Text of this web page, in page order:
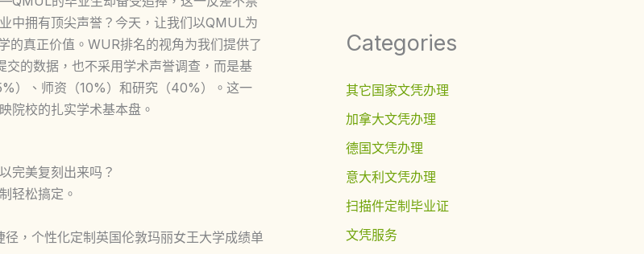
中拥有顶尖声誉？今天，让我们以QMUL为
的真正价值。WUR排名的视角为我们提供了
的数据，也不采用学术声誉调查，而是基
）、师资（10%）和研究（40%）。这一
院校的扎实学术基本盘。
完美复刻出来吗？
轻松搞定。
，个性化定制英国伦敦玛丽女王大学成绩单
Categories
其它国家文凭办理
加拿大文凭办理
德国文凭办理
意大利文凭办理
扫描件定制毕业证
文凭服务